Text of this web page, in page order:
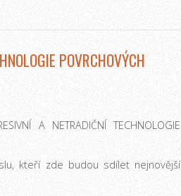
POVRCHOVÝCH
A NETRADIČNÍ TECHNOLOGIE
kteří zde budou sdílet nejnovější